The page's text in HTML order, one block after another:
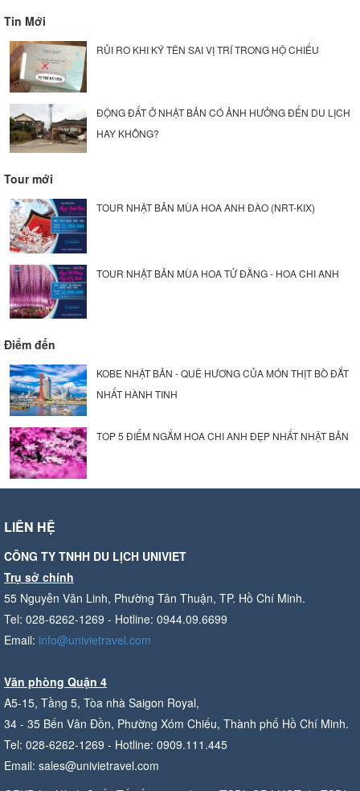
Tin Mới
RỦI RO KHI KÝ TÊN SAI VỊ TRÍ TRONG HỘ CHIẾU
ĐỘNG ĐẤT Ở NHẬT BẢN CÓ ẢNH HƯỞNG ĐẾN DU LỊCH
HAY KHÔNG?
Tour mới
TOUR NHẬT BẢN MÙA HOA ANH ĐÀO (NRT-KIX)
TOUR NHẬT BẢN MÙA HOA TỬ ĐẰNG - HOA CHI ANH
Điểm đến
KOBE NHẬT BẢN - QUÊ HƯƠNG CỦA MÓN THỊT BÒ ĐẮT
NHẤT HÀNH TINH
TOP 5 ĐIỂM NGẮM HOA CHI ANH ĐẸP NHẤT NHẬT BẢN
LIÊN HỆ
CÔNG TY TNHH DU LỊCH UNIVIET
Trụ sở chính
55 Nguyễn Văn Linh, Phường Tân Thuận, TP. Hồ Chí Minh.
Tel: 028-6262-1269 - Hotline: 0944.09.6699
Email: info@univietravel.com
Văn phòng Quận 4
A5-15, Tầng 5, Tòa nhà Saigon Royal,
34 - 35 Bến Vân Đồn, Phường Xóm Chiếu, Thành phố Hồ Chí Minh.
Tel: 028-6262-1269 - Hotline: 0909.111.445
Email: sales@univietravel.com